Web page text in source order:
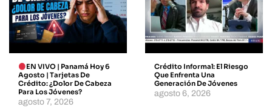
EN VIVO | Panamá Hoy 6
Agosto | Tarjetas De
Crédito: ¿dolor De Cabeza
Para Los Jóvenes?
agosto 7, 2026
Crédito Informal: El Riesgo
Que Enfrenta Una
Generación De Jóvenes
agosto 6, 2026